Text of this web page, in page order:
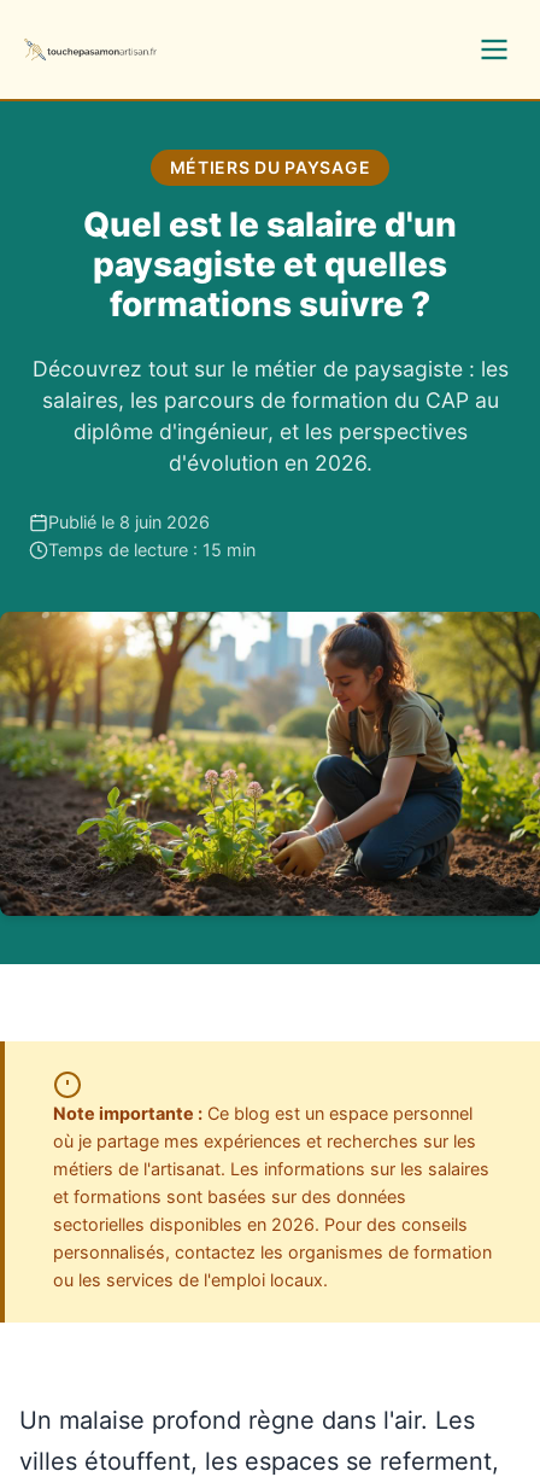
MÉTIERS DU PAYSAGE
Quel est le salaire d'un
paysagiste et quelles
formations suivre ?
Découvrez tout sur le métier de paysagiste : les
salaires, les parcours de formation du CAP au
diplôme d'ingénieur, et les perspectives
d'évolution en 2026.
Publié le 8 juin 2026
Temps de lecture : 15 min
Note importante : Ce blog est un espace personnel
où je partage mes expériences et recherches sur les
métiers de l'artisanat. Les informations sur les salaires
et formations sont basées sur des données
sectorielles disponibles en 2026. Pour des conseils
personnalisés, contactez les organismes de formation
ou les services de l'emploi locaux.
Un malaise profond règne dans l'air. Les
villes étouffent, les espaces se referment,